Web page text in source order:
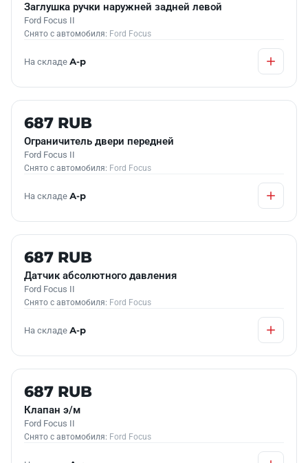
Заглушка ручки наружней задней левой
Ford Focus II
Снято с автомобиля: Ford Focus
На складе А-р
Б/У В НАЛИЧИИ
687 RUB
Ограничитель двери передней
Ford Focus II
Снято с автомобиля: Ford Focus
На складе А-р
Б/У В НАЛИЧИИ
687 RUB
Датчик абсолютного давления
Ford Focus II
Снято с автомобиля: Ford Focus
На складе А-р
Б/У В НАЛИЧИИ
687 RUB
Клапан э/м
Ford Focus II
Снято с автомобиля: Ford Focus